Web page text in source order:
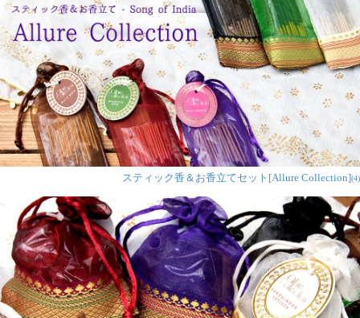
スティック香＆お香立てセット[Allure Collection](4)